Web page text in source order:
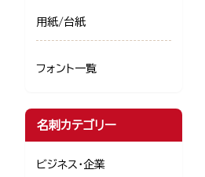
用紙/台紙
フォント一覧
名刺カテゴリー
ビジネス・企業